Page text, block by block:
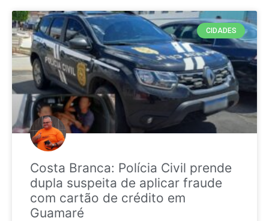
CIDADES
Costa Branca: Polícia Civil prende
dupla suspeita de aplicar fraude
com cartão de crédito em
Guamaré